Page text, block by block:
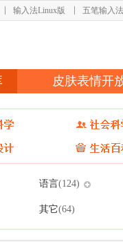
输入法Linux版 五笔输入法
皮肤表情开
语言(124)
其它(64)